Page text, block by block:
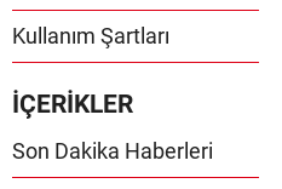
Kullanım Şartları
İÇERİKLER
Son Dakika Haberleri